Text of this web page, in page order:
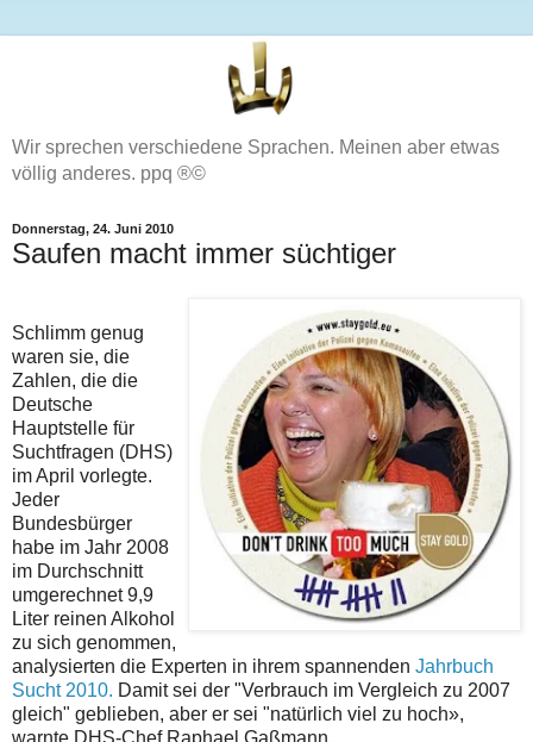
Wir sprechen verschiedene Sprachen. Meinen aber etwas
völlig anderes. ppq ®©
Donnerstag, 24. Juni 2010
Saufen macht immer süchtiger
Schlimm genug
waren sie, die
Zahlen, die die
Deutsche
Hauptstelle für
Suchtfragen (DHS)
im April vorlegte.
Jeder
Bundesbürger
habe im Jahr 2008
im Durchschnitt
umgerechnet 9,9
Liter reinen Alkohol
zu sich genommen,
analysierten die Experten in ihrem spannenden Jahrbuch
Sucht 2010. Damit sei der "Verbrauch im Vergleich zu 2007
gleich" geblieben, aber er sei "natürlich viel zu hoch»,